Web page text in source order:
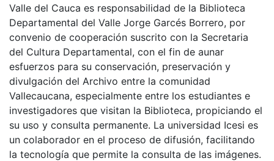
Valle del Cauca es responsabilidad de la Biblioteca
Departamental del Valle Jorge Garcés Borrero, por
convenio de cooperación suscrito con la Secretaria
del Cultura Departamental, con el fin de aunar
esfuerzos para su conservación, preservación y
divulgación del Archivo entre la comunidad
Vallecaucana, especialmente entre los estudiantes e
investigadores que visitan la Biblioteca, propiciando el
su uso y consulta permanente. La universidad Icesi es
un colaborador en el proceso de difusión, facilitando
la tecnología que permite la consulta de las imágenes.